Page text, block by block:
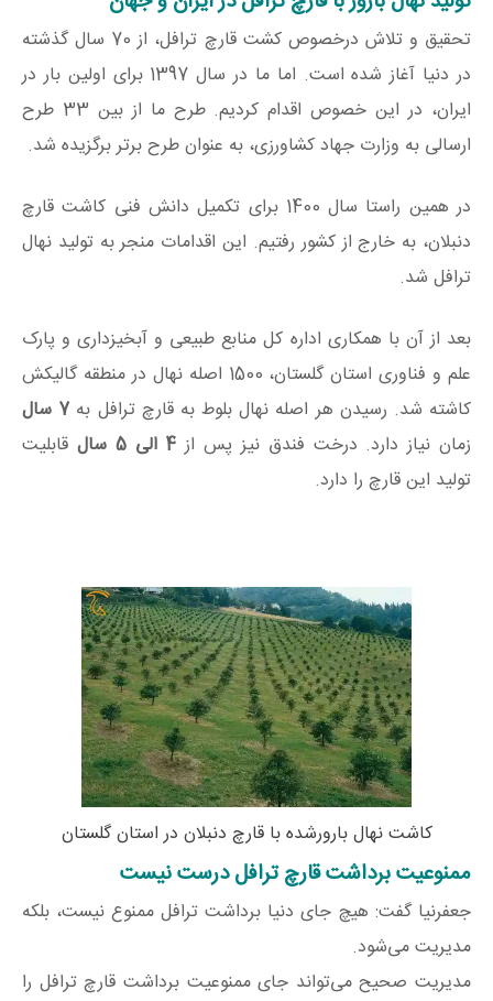
تحقیق و تلاش درخصوص کشت قارچ ترافل، از 70 سال گذشته
در دنیا آغاز شده است. اما ما در سال 1397 برای اولین بار در
ایران، در این خصوص اقدام کردیم. طرح ما از بین 33 طرح
ارسالی به وزارت جهاد کشاورزی، به عنوان طرح برتر برگزیده شد.
در همین راستا سال 1400 برای تکمیل دانش فنی کاشت قارچ
دنبلان، به خارج از کشور رفتیم. این اقدامات منجر به تولید نهال
ترافل شد.
بعد از آن با همکاری اداره کل منابع طبیعی و آبخیزداری و پارک
علم و فناوری استان گلستان، 1500 اصله نهال در منطقه گالیکش
کاشته شد. رسیدن هر اصله نهال بلوط به قارچ ترافل به7 سال
زمان نیاز دارد. درخت فندق نیز پس از 4 الی 5 سال
قابلیت
تولید این قارچ را دارد.
کاشت نهال بارورشده با قارچ دنبلان در استان گلستان
ممنوعیت برداشت قارچ ترافل درست نیست
جعفرنیا گفت: هیچ جای دنیا برداشت ترافل ممنوع نیست، بلکه
مدیریت می‌شود.
مدیریت صحیح می‌تواند جای ممنوعیت برداشت قارچ ترافل را